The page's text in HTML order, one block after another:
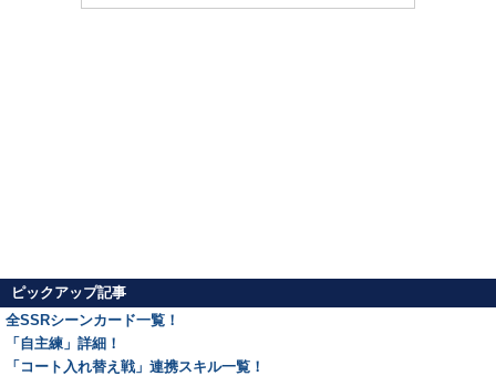
ピックアップ記事
全SSRシーンカード一覧！
「自主練」詳細！
「コート入れ替え戦」連携スキル一覧！